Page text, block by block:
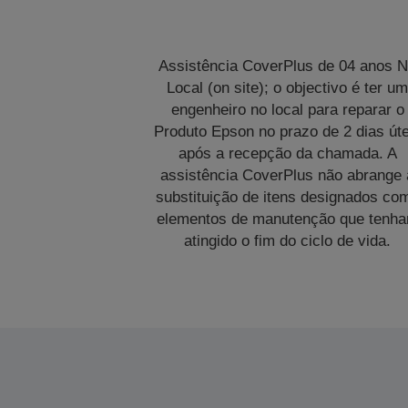
Assistência CoverPlus de 04 anos
Local (on site); o objectivo é ter um
engenheiro no local para reparar o
Produto Epson no prazo de 2 dias
após a recepção da chamada. A
assistência CoverPlus não abrange
substituição de itens designados
elementos de manutenção que
atingido o fim do ciclo de vida.